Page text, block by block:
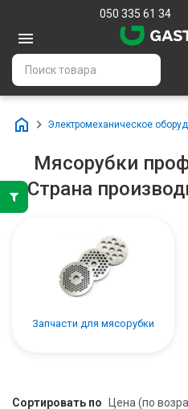
050 335 61 34
Электромеханическое
Мясорубки
Страна
Запчасти для мясорубки
Сортировать по